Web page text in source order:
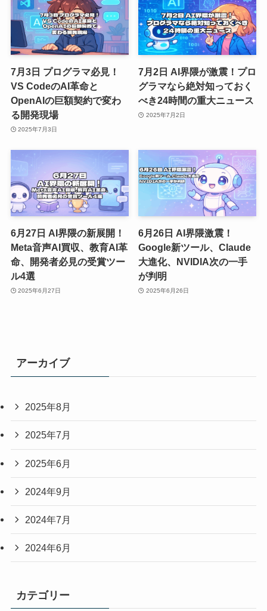
7月3日 プログラマ必見！
VS CodeのAI革命と
OpenAIの巨額契約で変わ
る開発現場
2025年7月3日
7月2日 AI界隈が激震！プロ
グラマなら絶対知っておく
べき24時間の重大ニュース
2025年7月2日
6月27日 AI界隈の新展開！
Meta音声AI買収、教育AI革
命、開発者必見の受賞ツー
ル4選
2025年6月27日
6月26日 AI界隈激震！
Google新ツール、Claude
大進化、NVIDIA次の一手
が判明
2025年6月26日
アーカイブ
2025年8月
2025年7月
2025年6月
2024年9月
2024年7月
2024年6月
カテゴリー